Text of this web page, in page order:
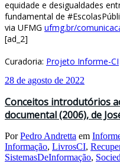
equidade e desigualdades
fundamental de
via UFMG ufmg.br/
[ad_2]
Curadoria: Projeto Informe-CI
28 de agosto de 2022
Conceitos introdutórios
documental (2006), de
PorPedro Andretta em
Informação, LivrosCI,
SistemasDeInformação,